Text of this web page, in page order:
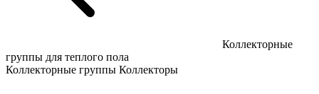
Коллекторные
группы для теплого пола
Коллекторные группы Коллекторы